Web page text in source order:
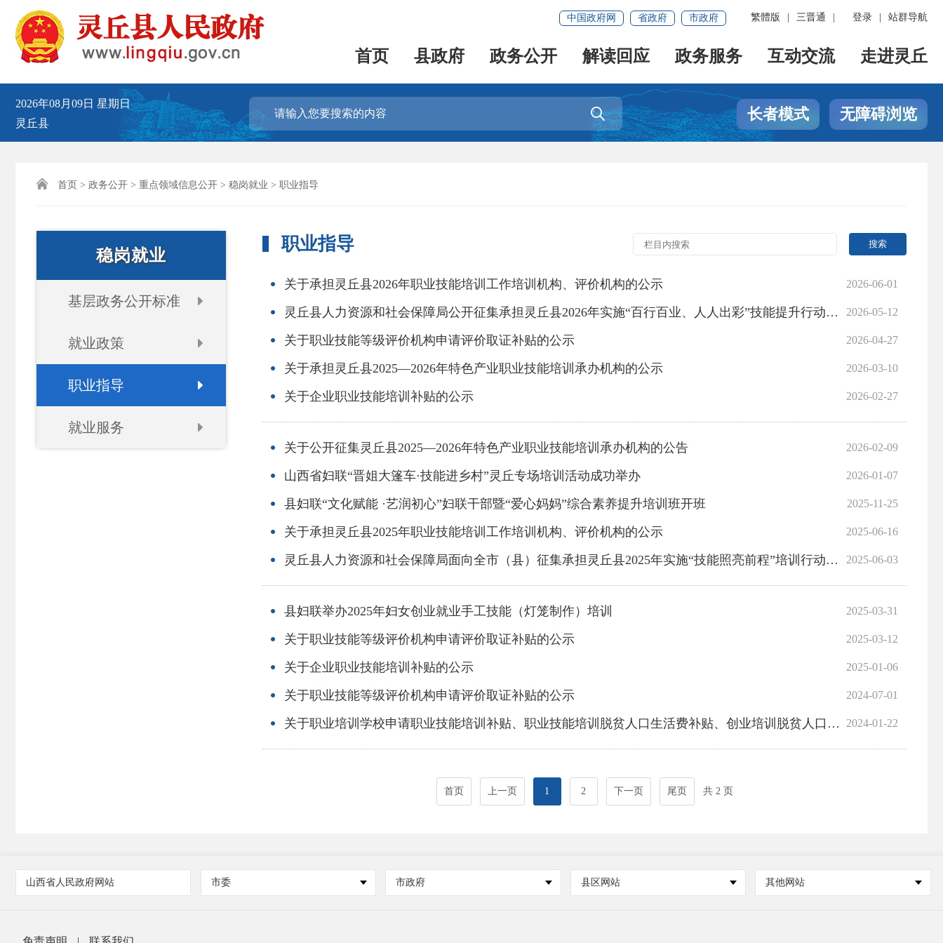
登录 站群导航
繁體版 三晋通
中国政府网 省政府 市政府
首页 县政府 政务公开 解读回应 政务服务 互动交流 走进灵丘
2026年08月09日 星期日
灵丘县
 长者模式 无障碍浏览
 首页 > 政务公开 > 重点领域信息公开 > 稳岗就业 > 职业指导
稳岗就业
基层政务公开标准
就业政策
职业指导
就业服务
职业指导
2026-06-01
关于承担灵丘县2026年职业技能培训工作培训机构、评价机构的公示
2026-05-12
灵丘县人力资源和社会保障局公开征集承担灵丘县2026年实施“百行百业、人人出彩”技能提升行动暨2026年培训工作任务的培训（评价）机构的公告
2026-04-27
关于职业技能等级评价机构申请评价取证补贴的公示
2026-03-10
关于承担灵丘县2025—2026年特色产业职业技能培训承办机构的公示
2026-02-27
关于企业职业技能培训补贴的公示
2026-02-09
关于公开征集灵丘县2025—2026年特色产业职业技能培训承办机构的公告
2026-01-07
山西省妇联“晋姐大篷车·技能进乡村”灵丘专场培训活动成功举办
2025-11-25
县妇联“文化赋能 ·艺润初心”妇联干部暨“爱心妈妈”综合素养提升培训班开班
2025-06-16
关于承担灵丘县2025年职业技能培训工作培训机构、评价机构的公示
2025-06-03
灵丘县人力资源和社会保障局面向全市（县）征集承担灵丘县2025年实施“技能照亮前程”培训行动暨2025年职业技能提升工作任务的培训（评价）机构的公告
2025-03-31
县妇联举办2025年妇女创业就业手工技能（灯笼制作）培训
2025-03-12
关于职业技能等级评价机构申请评价取证补贴的公示
2025-01-06
关于企业职业技能培训补贴的公示
2024-07-01
关于职业技能等级评价机构申请评价取证补贴的公示
2024-01-22
关于职业培训学校申请职业技能培训补贴、职业技能培训脱贫人口生活费补贴、创业培训脱贫人口生活费补贴、企业职业技能培训补贴的公示
首页 上一页 1 2 下一页 尾页 共 2 页
山西省人民政府网站 市委 市政府 县区网站 其他网站